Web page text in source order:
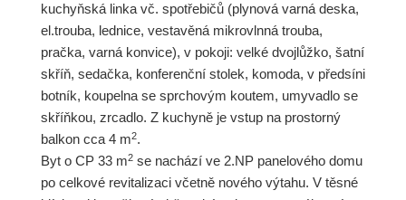
kuchyňská linka vč. spotřebičů (plynová varná deska,
el.trouba, lednice, vestavěná mikrovlnná trouba,
pračka, varná konvice), v pokoji: velké dvojlůžko, šatní
skříň, sedačka, konferenční stolek, komoda, v předsíni
botník, koupelna se sprchovým koutem, umyvadlo se
skříňkou, zrcadlo. Z kuchyně je vstup na prostorný
balkon cca 4 m2.
Byt o CP 33 m2 se nachází ve 2.NP panelového domu
po celkové revitalizaci včetně nového výtahu. V těsné